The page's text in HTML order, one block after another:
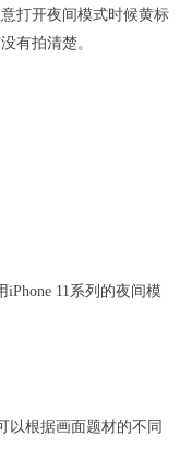
打开夜间模式时候黄标
有拍清楚。
11系列的夜间模
以根据画面题材的不同